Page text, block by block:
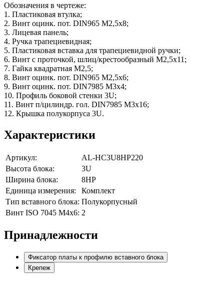
Обозначения в чертеже:
1. Пластиковая втулка;
2. Винт оцинк. пот. DIN965 М2,5х8;
3. Лицевая панель;
4. Ручка трапециевидная;
5. Пластиковая вставка для трапециевидной ручки;
6. Винт с проточкой, шлиц/крестообразный М2,5х11;
7. Гайка квадратная М2,5;
8. Винт оцинк. пот. DIN965 M2,5х6;
9. Винт оцинк. пот. DIN7985 М3х4;
10. Профиль боковой стенки 3U;
11. Винт п/цилиндр. гол. DIN7985 M3х16;
12. Крышка полукорпуса 3U.
Характеристики
Артикул:
AL-HC3U8HP220
Высота блока:
3U
Ширина блока:
8HP
Единица измерения:
Комплект
Тип вставного блока: Полукорпусный
Винт ISO 7045 M4х6: 2
Принадлежности
Фиксатор платы к профилю вставного блока
Крепеж